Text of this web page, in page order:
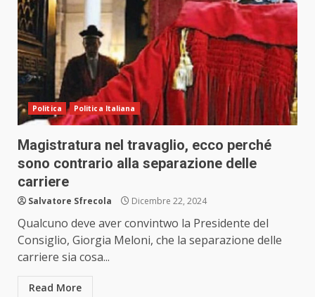
Politica Politica Italiana
Magistratura nel travaglio, ecco perché
sono contrario alla separazione delle
carriere
Salvatore Sfrecola Dicembre 22, 2024
Qualcuno deve aver convintwo la Presidente del
Consiglio, Giorgia Meloni, che la separazione delle
carriere sia cosa...
Read More